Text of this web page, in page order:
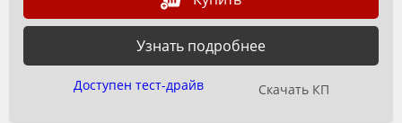
Узнать подробнее
Доступен тест-драйв Скачать КП